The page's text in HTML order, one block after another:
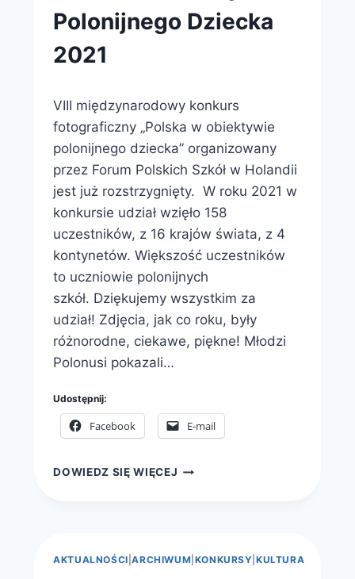
Polonijnego Dziecka
2021
webmaster
zarząd
VIII międzynarodowy konkurs
fotograficzny „Polska w obiektywie
polonijnego dziecka” organizowany
przez Forum Polskich Szkół w Holandii
jest już rozstrzygnięty. W roku 2021 w
konkursie udział wzięło 158
uczestników, z 16 krajów świata, z 4
kontynetów. Większość uczestników
to uczniowie polonijnych
szkół. Dziękujemy wszystkim za
udział! Zdjęcia, jak co roku, były
różnorodne, ciekawe, piękne! Młodzi
Polonusi pokazali…
Udostępnij:
Facebook E-mail
DOWIEDZ SIĘ WIĘCEJ WYNIKI
OBIEKTYWIE
POLONIJNEGO
AKTUALNOŚCI |ARCHIWUM KONKURSY |KULTURA